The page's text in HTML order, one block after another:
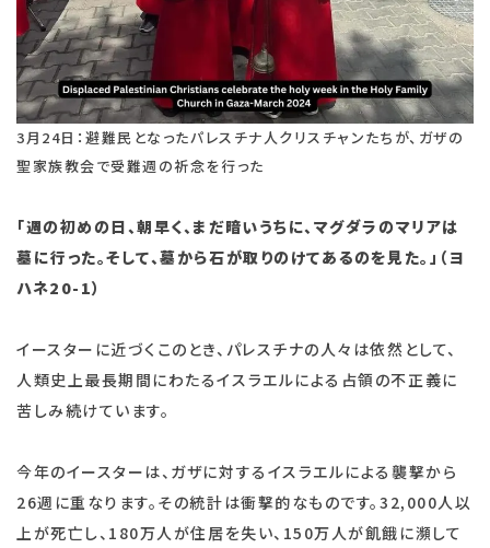
3月24日：避難民となったパレスチナ人クリスチャンたちが、ガザの
聖家族教会で受難週の祈念を行った
「週の初めの日、朝早く、まだ暗いうちに、マグダラのマリアは
墓に行った。そして、墓から石が取りのけてあるのを見た。」（ヨ
ハネ20-1）
イースターに近づくこのとき、パレスチナの人々は依然として、
人類史上最長期間にわたるイスラエルによる占領の不正義に
苦しみ続けています。
今年のイースターは、ガザに対するイスラエルによる襲撃から
26週に重なります。その統計は衝撃的なものです。32,000人以
上が死亡し、180万人が住居を失い、150万人が飢餓に瀕して